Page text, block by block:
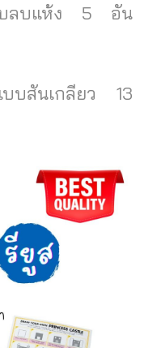
บลบแห้ง 5 อัน
บสันเกลียว 13